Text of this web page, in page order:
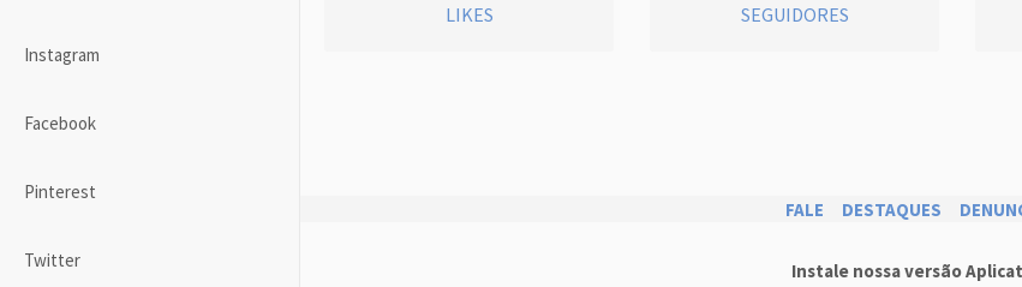
Instagram
Facebook
Pinterest
Twitter
LIKES SEGUIDORES
FALE DESTAQUES
Instale nossa versão